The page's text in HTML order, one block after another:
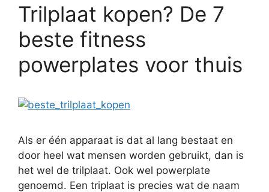
Trilplaat kopen? De 7
beste fitness
powerplates voor thuis
Als er één apparaat is dat al lang bestaat en
door heel wat mensen worden gebruikt, dan is
het wel de trilplaat. Ook wel powerplate
genoemd. Een triplaat is precies wat de naam